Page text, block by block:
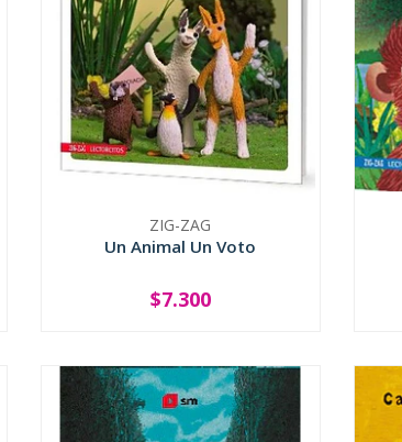
ZIG-ZAG
Un Animal Un Voto
+
$7.300